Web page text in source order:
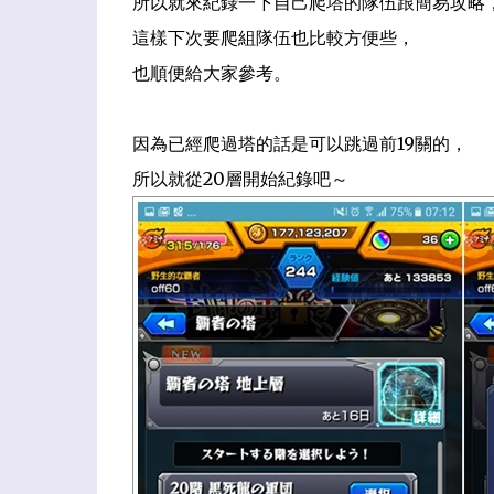
這樣下次要爬組隊伍也比較方便些，
也順便給大家參考。
因為已經爬過塔的話是可以跳過前19關的，
所以就從20層開始紀錄吧～